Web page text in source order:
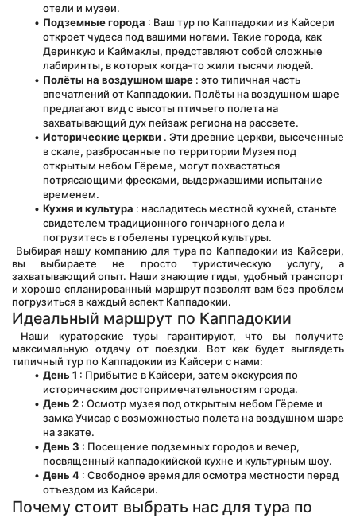
отели и музеи.
Подземные города : Ваш тур по Каппадокии из Кайсери
откроет чудеса под вашими ногами. Такие города, как
Деринкую и Каймаклы, представляют собой сложные
лабиринты, в которых когда-то жили тысячи людей.
Полёты на воздушном шаре : это типичная часть
впечатлений от Каппадокии. Полёты на воздушном шаре
предлагают вид с высоты птичьего полета на
захватывающий дух пейзаж региона на рассвете.
Исторические церкви . Эти древние церкви, высеченные
в скале, разбросанные по территории Музея под
открытым небом Гёреме, могут похвастаться
потрясающими фресками, выдержавшими испытание
временем.
Кухня и культура : насладитесь местной кухней, станьте
свидетелем традиционного гончарного дела и
погрузитесь в гобелены турецкой культуры.
вы выбираете не просто туристическую услугу, а
захватывающий опыт. Наши знающие гиды, удобный транспорт
и хорошо спланированный маршрут позволят вам без проблем
погрузиться в каждый аспект Каппадокии.
Идеальный маршрут по Каппадокии
максимальную отдачу от поездки. Вот как будет выглядеть
типичный тур по Каппадокии из Кайсери с нами:
День 1 : Прибытие в Кайсери, затем экскурсия по
историческим достопримечательностям города.
День 2 : Осмотр музея под открытым небом Гёреме и
замка Учисар с возможностью полета на воздушном шаре
на закате.
День 3 : Посещение подземных городов и вечер,
посвященный каппадокийской кухне и культурным шоу.
День 4 : Свободное время для осмотра местности перед
отъездом из Кайсери.
Почему стоит выбрать нас для тура по